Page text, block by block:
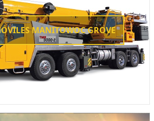
MANITOWOC GROVE